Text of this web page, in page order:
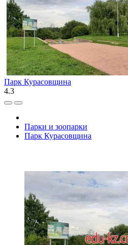
Парк Курасовщина
4.3
Парки и зоопарки
Парк Курасовщина